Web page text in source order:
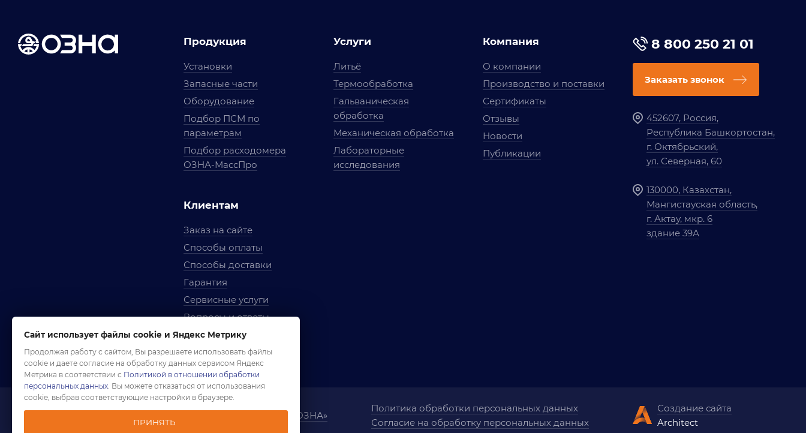
Продукция
Установки
Запасные части
Оборудование
Подбор ПСМ по
параметрам
Подбор расходомера
ОЗНА-МассПро
Клиентам
Заказ на сайте
Способы оплаты
Способы доставки
Гарантия
Сервисные услуги
Вопросы и ответы
Условия сотрудничества
Правила использования
Услуги
Литьё
Термообработка
Гальваническая
обработка
Механическая обработка
Лабораторные
исследования
Компания
О компании
Производство и поставки
Сертификаты
Отзывы
Новости
Публикации
8 800 250 21 01
Заказать звонок
452607, Россия,
Республика Башкортостан,
г. Октябрьский,
ул. Северная, 60
130000, Казахстан,
Мангистауская область,
г. Актау, мкр. 6
здание 39А
Компания «ОЗНА»
Политика обработки персональных данных
Согласие на обработку персональных данных
Создание сайта
Architect
Сайт использует файлы cookie и Яндекс Метрику
Продолжая работу с сайтом, Вы разрешаете использовать файлы
cookie и даете согласие на обработку данных сервисом Яндекс
Метрика в соответствии с Политикой в отношении обработки
персональных данных. Вы можете отказаться от использования
cookie, выбрав соответствующие настройки в браузере.
ПРИНЯТЬ